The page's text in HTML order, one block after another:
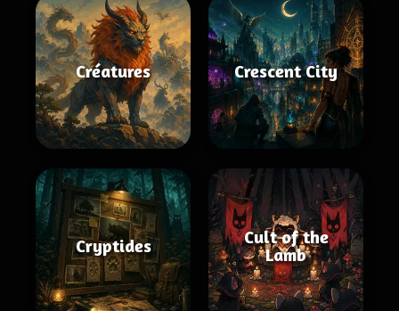
Créatures Crescent City
Cryptides
Cult of the
Lamb